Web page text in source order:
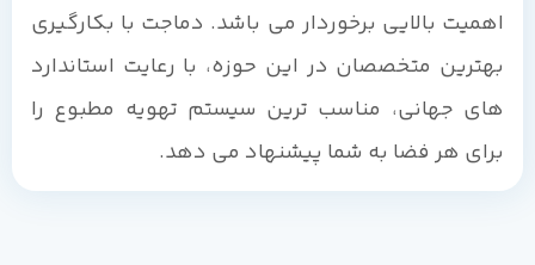
اهمیت بالایی برخوردار می باشد. دماجت با بکارگیری
بهترین متخصصان در این حوزه، با رعایت استاندارد
های جهانی، مناسب ترین سیستم تهویه مطبوع را
برای هر فضا به شما پیشنهاد می دهد.